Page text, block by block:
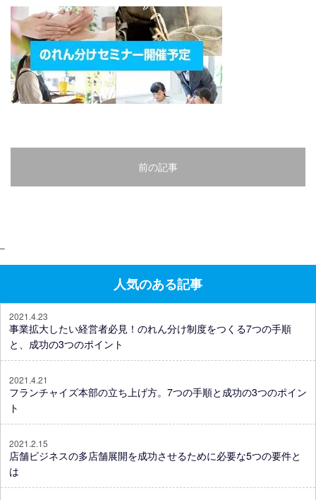
前の記事
–
人気のある記事
2021.4.23
事業拡大したい経営者必見！のれん分け制度をつくる7つの手順
と、成功の3つのポイント
2021.4.21
フランチャイズ本部の立ち上げ方。7つの手順と成功の3つのポイン
ト
2021.2.15
店舗ビジネスの多店舗展開を成功させるために必要な5つの要件と
は